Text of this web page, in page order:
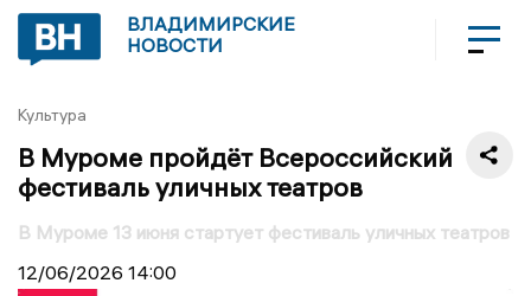
ВЛАДИМИРСКИЕ
НОВОСТИ
Культура
В Муроме пройдёт Всероссийский
фестиваль уличных театров
В Муроме 13 июня стартует фестиваль уличных театров
12/06/2026 14:00